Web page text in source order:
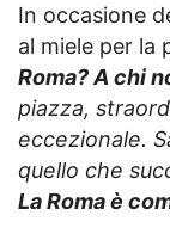
In occasione
al miele per la
Roma? A chi
piazza,
eccezionale.
quello che
La Roma è